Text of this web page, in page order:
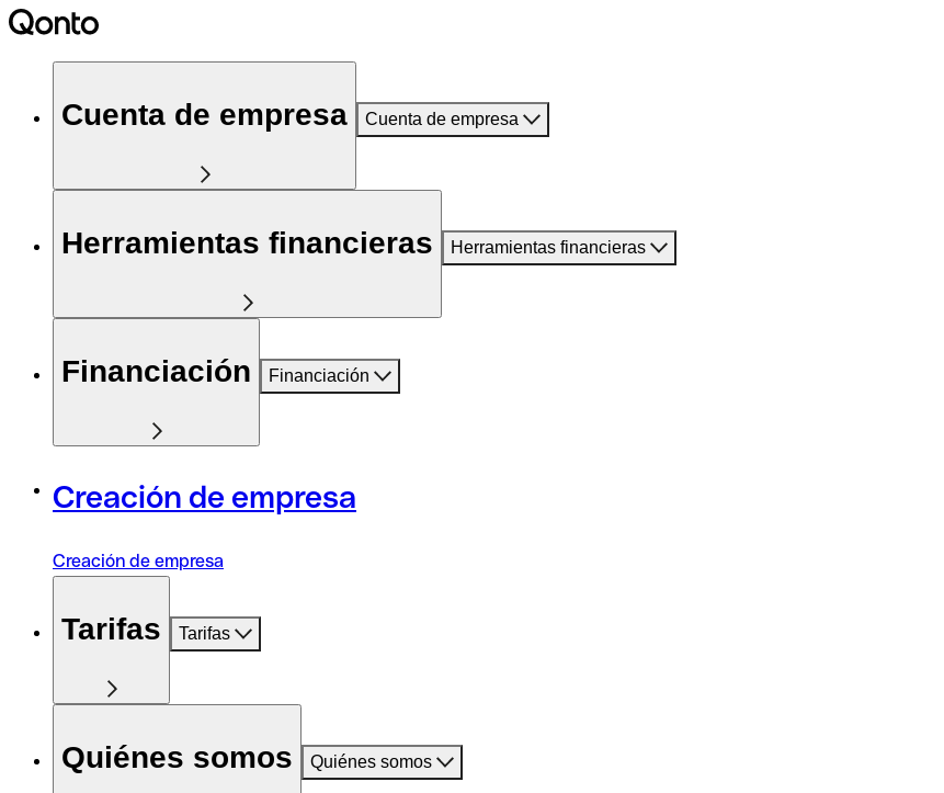
Cuenta de empresa Cuenta de empresa
Herramientas financieras Herramientas financieras
Financiación Financiación
Creación de empresa
Creación de empresa
Tarifas Tarifas
Quiénes somos Quiénes somos